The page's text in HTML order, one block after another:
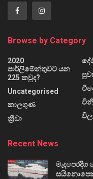
Browse by Category
2020
පාර්ලිමේන්තුවට යන
225 කවුද?
Uncategorised
කාලගුණ
ක්‍රීඩා
Recent News